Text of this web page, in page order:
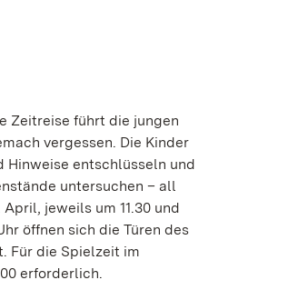
Zeitreise führt die jungen
vergessen. Die Kinder
Hinweise entschlüsseln und
untersuchen – all
jeweils um 11.30 und
öffnen sich die Türen des
Für die Spielzeit im
erforderlich.